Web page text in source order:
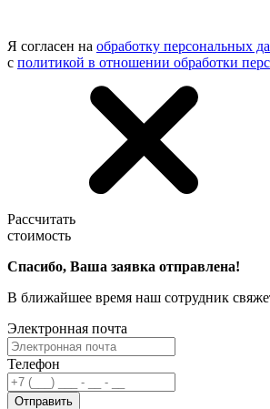
Я согласен на обработку персональных
с политикой в отношении обработки
Рассчитать
стоимость
Спасибо, Ваша заявка отправлена!
В ближайшее время наш сотрудник
Электронная почта
Телефон
Отправить